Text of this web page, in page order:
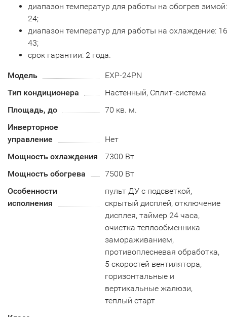
диапазон температур для работы на обогрев
24;
диапазон температур для работы на охлаждение:
43;
срок гарантии: 2 года.
Модель
EXP-24PN
Тип кондиционера
Настенный, Сплит-система
Площадь, до
70 кв. м.
Инверторное
управление
Нет
Мощность охлаждения
7300 Вт
Мощность обогрева
7500 Вт
Особенности
исполнения
пульт ДУ с подсветкой,
скрытый дисплей, отключение
дисплея, таймер 24 часа,
очистка теплообменника
замораживанием,
противоплесневая обработка,
5 скоростей вентилятора,
горизонтальные и
вертикальные жалюзи,
теплый старт